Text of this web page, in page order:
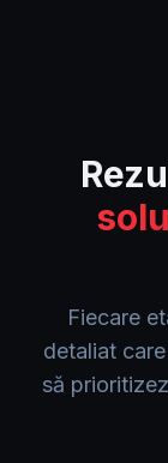
Fiecare
detaliat
să